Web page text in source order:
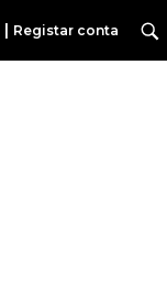
| Registar conta